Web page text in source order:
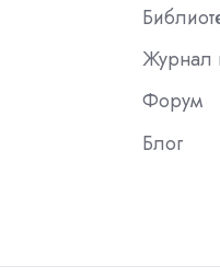
Журнал
Форум
Блог